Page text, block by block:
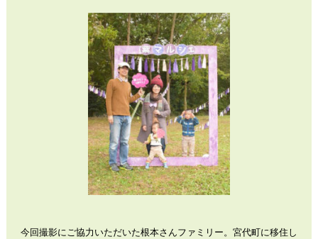
今回撮影にご協力いただいた根本さんファミリー。宮代町に移住し